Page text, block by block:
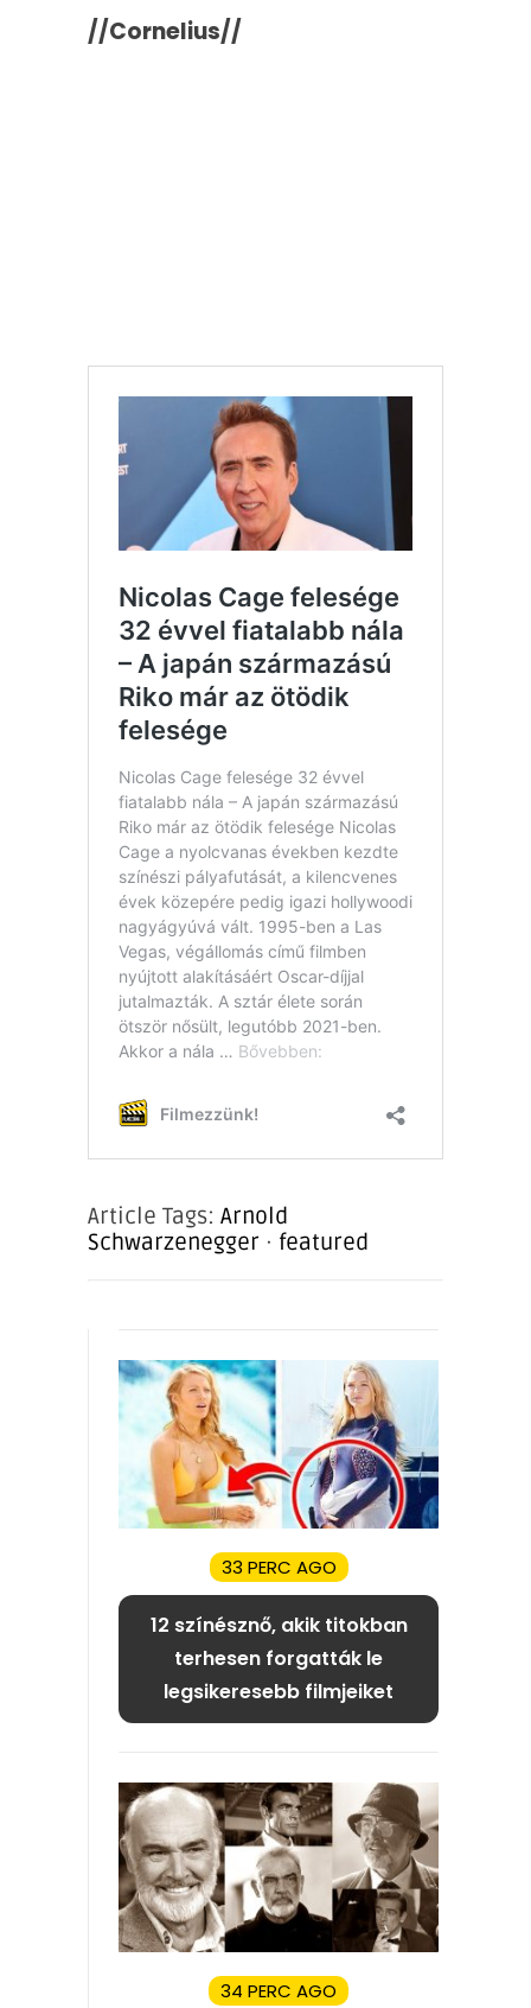
//Cornelius//
Article Tags: Arnold
Schwarzenegger · featured
33 PERC AGO
12 színésznő, akik titokban
terhesen forgatták le
legsikeresebb filmjeiket
34 PERC AGO